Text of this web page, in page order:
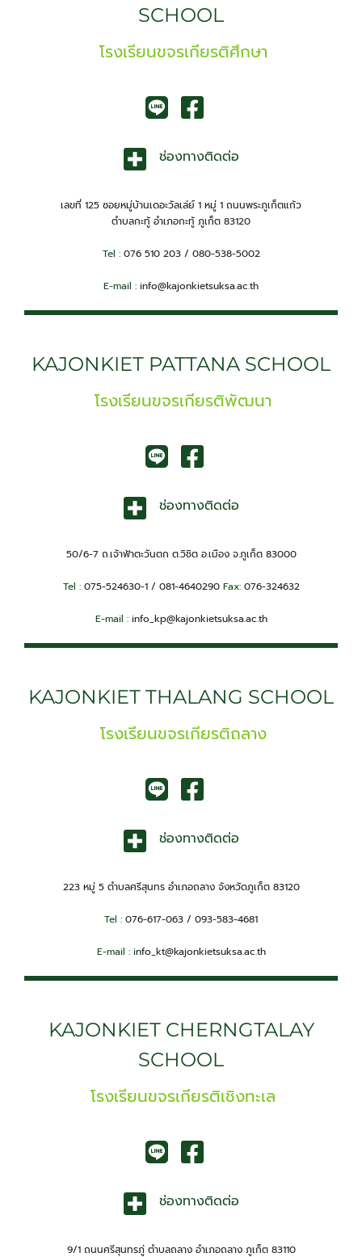
SCHOOL
โรงเรียนขจรเกียรติศึกษา
ช่องทางติดต่อ
เลขที่ 125 ซอยหมู่บ้านเดอะวัลเล่ย์ 1 หมู่ 1 ถนนพระภูเก็ตแก้ว
ตำบลกะทู้ อำเภอกะทู้ ภูเก็ต 83120
Tel :076 510 203 / 080-538-5002
E-mail : info@kajonkietsuksa.ac.th
KAJONKIET PATTANA SCHOOL
โรงเรียนขจรเกียรติพัฒนา
ช่องทางติดต่อ
50/6-7 ถ.เจ้าฟ้าตะวันตก ต.วิชิต อ.เมือง จ.ภูเก็ต 83000
Tel :075-524630-1 / 081-4640290 Fax: 076-324632
E-mail : info_kp@kajonkietsuksa.ac.th
KAJONKIET THALANG SCHOOL
โรงเรียนขจรเกียรติถลาง
ช่องทางติดต่อ
223 หมู่ 5 ตำบลศรีสุนทร อำเภอถลาง จังหวัดภูเก็ต 83120
Tel : 076-617-063 / 093-583-4681
E-mail : info_kt@kajonkietsuksa.ac.th
KAJONKIET CHERNGTALAY
SCHOOL
โรงเรียนขจรเกียรติเชิงทะเล
ช่องทางติดต่อ
9/1 ถนนศรีสุนทรภู่ ตำบลถลาง อำเภอถลาง ภูเก็ต 83110